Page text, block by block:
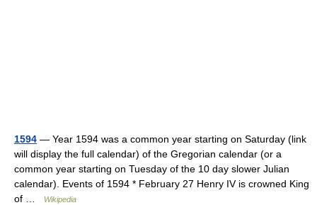
1594 — Year 1594 was a common year starting on Saturday (link
will display the full calendar) of the Gregorian calendar (or a
common year starting on Tuesday of the 10 day slower Julian
calendar). Events of 1594 * February 27 Henry IV is crowned King
of …
Wikipedia